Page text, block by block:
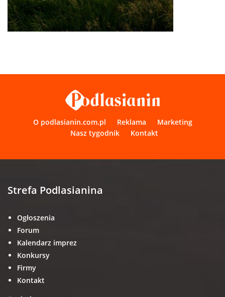
O podlasianin.com.pl Reklama
Marketing
Nasz tygodnik
Kontakt
Strefa Podlasianina
Ogłoszenia
Forum
Kalendarz imprez
Konkursy
Firmy
Kontakt